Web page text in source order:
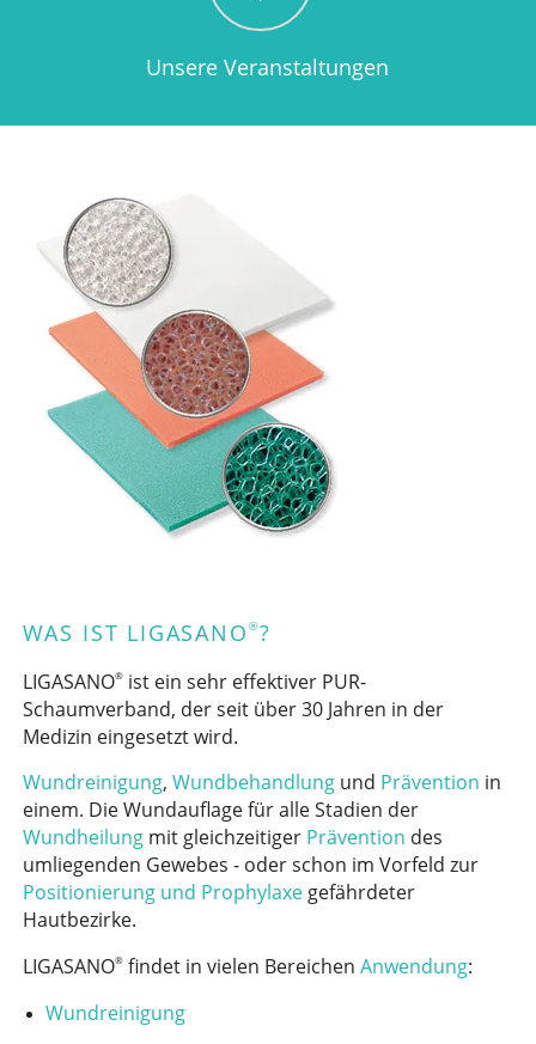
Unsere Veranstaltungen
WAS IST LIGASANO ®?
LIGASANO®ist ein sehr effektiver PUR-
Schaumverband, der seit über 30 Jahren in der
Medizin eingesetzt wird.
Wundreinigung, Wundbehandlungund Prävention in
einem. Die Wundauflage für alle Stadien der
Wundheilung mit gleichzeitiger Prävention des
umliegenden Gewebes - oder schon im Vorfeld zur
Positionierung und Prophylaxegefährdeter
Hautbezirke.
LIGASANO®findet in vielen Bereichen Anwendung:
Wundreinigung